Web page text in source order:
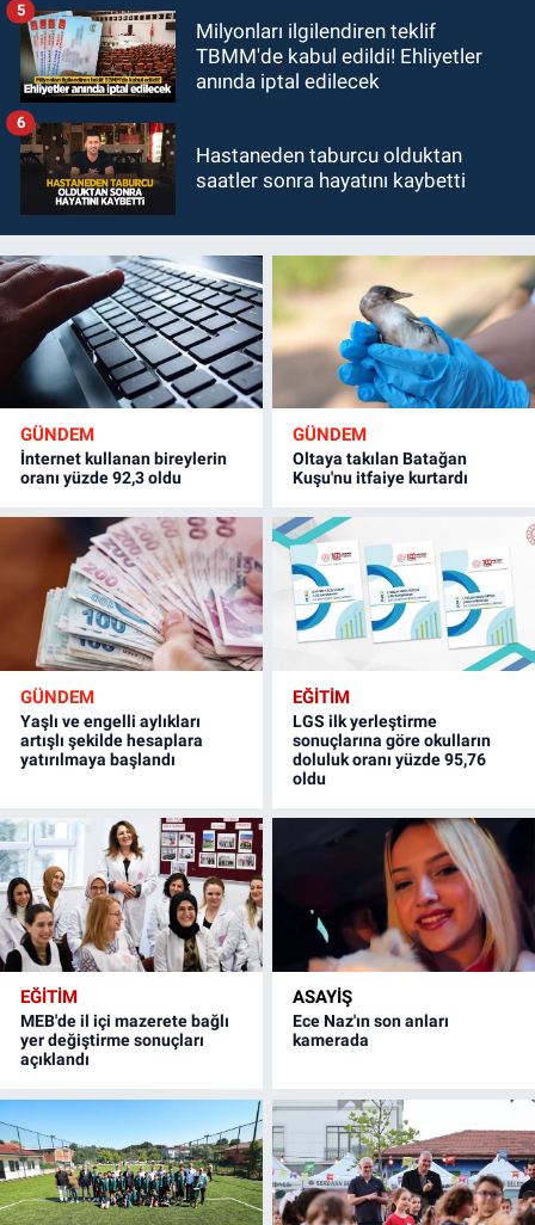
Milyonları ilgilendiren teklif
TBMM'de kabul edildi! Ehliyetler
anında iptal edilecek
5
Hastaneden taburcu olduktan
saatler sonra hayatını kaybetti
6
GÜNDEM
İnternet kullanan bireylerin
oranı yüzde 92,3 oldu
GÜNDEM
Oltaya takılan Batağan
Kuşu'nu itfaiye kurtardı
GÜNDEM
Yaşlı ve engelli aylıkları
artışlı şekilde hesaplara
yatırılmaya başlandı
EĞİTİM
LGS ilk yerleştirme
sonuçlarına göre okulların
doluluk oranı yüzde 95,76
oldu
EĞİTİM
MEB'de il içi mazerete bağlı
yer değiştirme sonuçları
açıklandı
ASAYİŞ
Ece Naz'ın son anları
kamerada